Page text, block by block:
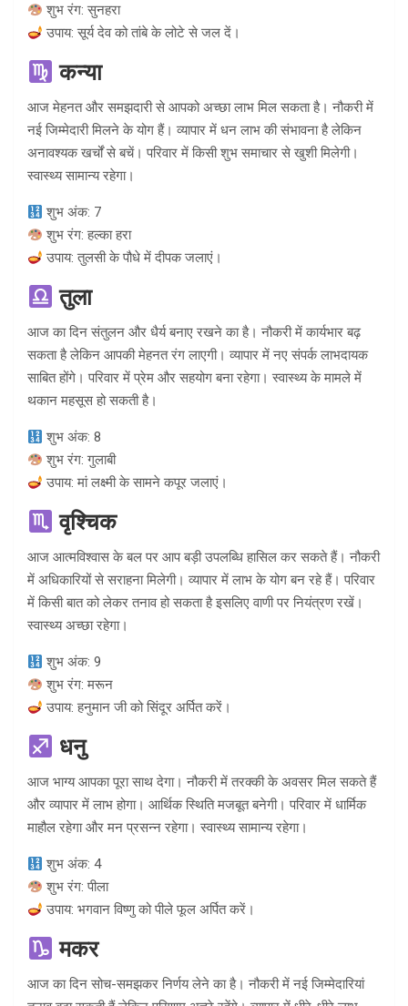
शुभ रंग: सुनहरा
उपाय: सूर्य देव को तांबे के लोटे से जल दें।
कन्या
आज मेहनत और समझदारी से आपको अच्छा लाभ मिल सकता है। नौकरी में
नई जिम्मेदारी मिलने के योग हैं। व्यापार में धन लाभ की संभावना है लेकिन
अनावश्यक खर्चों से बचें। परिवार में किसी शुभ समाचार से खुशी मिलेगी।
स्वास्थ्य सामान्य रहेगा।
शुभ अंक: 7
शुभ रंग: हल्का हरा
उपाय: तुलसी के पौधे में दीपक जलाएं।
तुला
आज का दिन संतुलन और धैर्य बनाए रखने का है। नौकरी में कार्यभार बढ़
सकता है लेकिन आपकी मेहनत रंग लाएगी। व्यापार में नए संपर्क लाभदायक
साबित होंगे। परिवार में प्रेम और सहयोग बना रहेगा। स्वास्थ्य के मामले में
थकान महसूस हो सकती है।
शुभ अंक: 8
शुभ रंग: गुलाबी
उपाय: मां लक्ष्मी के सामने कपूर जलाएं।
वृश्चिक
आज आत्मविश्वास के बल पर आप बड़ी उपलब्धि हासिल कर सकते हैं। नौकरी
में अधिकारियों से सराहना मिलेगी। व्यापार में लाभ के योग बन रहे हैं। परिवार
में किसी बात को लेकर तनाव हो सकता है इसलिए वाणी पर नियंत्रण रखें।
स्वास्थ्य अच्छा रहेगा।
शुभ अंक: 9
शुभ रंग: मरून
उपाय: हनुमान जी को सिंदूर अर्पित करें।
धनु
आज भाग्य आपका पूरा साथ देगा। नौकरी में तरक्की के अवसर मिल सकते हैं
और व्यापार में लाभ होगा। आर्थिक स्थिति मजबूत बनेगी। परिवार में धार्मिक
माहौल रहेगा और मन प्रसन्न रहेगा। स्वास्थ्य सामान्य रहेगा।
शुभ अंक: 4
शुभ रंग: पीला
उपाय: भगवान विष्णु को पीले फूल अर्पित करें।
मकर
आज का दिन सोच-समझकर निर्णय लेने का है। नौकरी में नई जिम्मेदारियां